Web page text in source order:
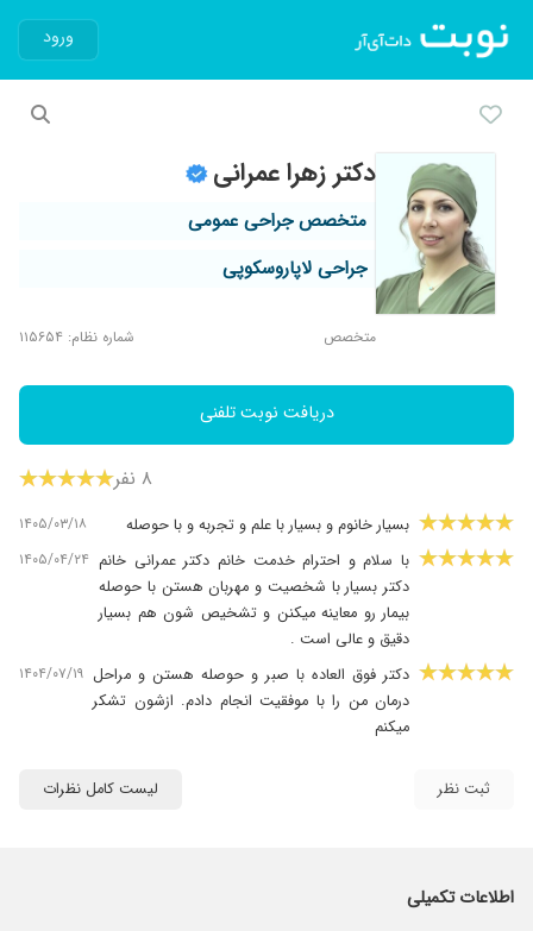
ورود
دکتر زهرا عمرانی
متخصص جراحی عمومی
جراحی لاپاروسکوپی
متخصص شماره نظام: ۱۱۵۶۵۴
دریافت نوبت تلفنی
۸ نفر
بسیار خانوم و بسیار با علم و تجربه و با حوصله ۱۴۰۵/۰۳/۱۸
با سلام و احترام خدمت خانم دکتر عمرانی خانم
دکتر بسیار با شخصیت و مهربان هستن با حوصله
بیمار رو معاینه میکنن و تشخیص شون هم بسیار
دقیق و عالی است .
۱۴۰۵/۰۴/۲۴
دکتر فوق العاده با صبر و حوصله هستن و مراحل
درمان من را با موفقیت انجام دادم. ازشون تشکر
میکنم
۱۴۰۴/۰۷/۱۹
رو با دقت و آرامش خاصی انجام دادن، طوری که
خانم دکتر عمرانی جراحی دقیق، دلسوز و بینظیر
ثبت نظر لیست کامل نظرات
اطلاعات تکمیلی